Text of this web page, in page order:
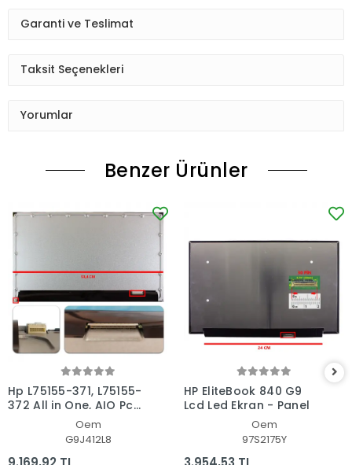
Garanti ve Teslimat
Taksit Seçenekleri
Yorumlar
Benzer Ürünler
Hp L75155-371, L75155-
372 All in One, AIO Pc
Ekran - PanelOem
G9J412L8
HP EliteBook 840 G9
Lcd Led Ekran - Panel
Oem
97S2175Y